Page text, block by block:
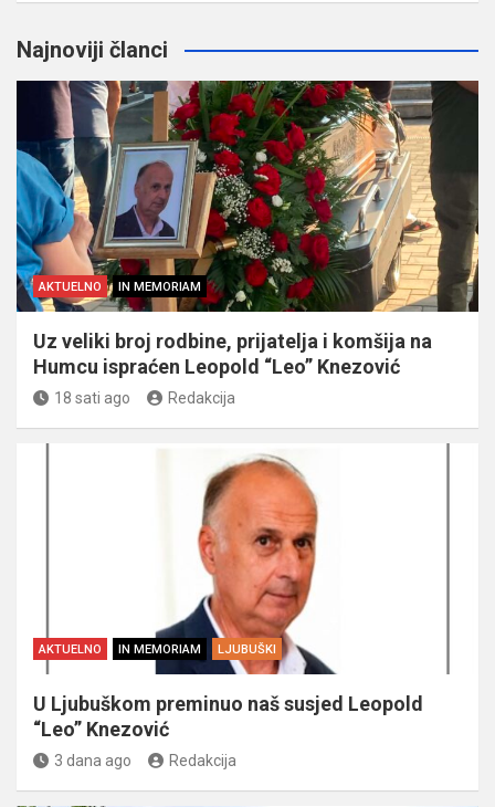
Najnoviji članci
AKTUELNO IN MEMORIAM
Uz veliki broj rodbine, prijatelja i komšija na
Humcu ispraćen Leopold “Leo” Knezović
18 sati ago Redakcija
AKTUELNO IN MEMORIAM LJUBUŠKI
U Ljubuškom preminuo naš susjed Leopold
“Leo” Knezović
3 dana ago Redakcija